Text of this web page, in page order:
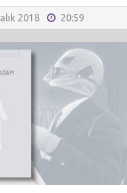
2018 20:59